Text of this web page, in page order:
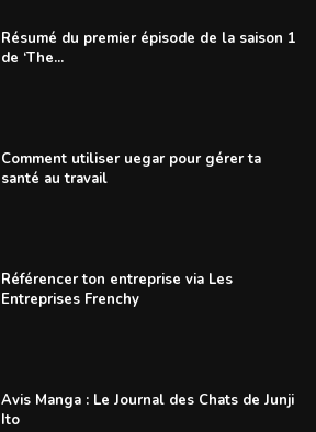
Résumé du premier épisode de la saison 1
de ‘The...
Comment utiliser uegar pour gérer ta
santé au travail
Référencer ton entreprise via Les
Entreprises Frenchy
Avis Manga : Le Journal des Chats de Junji
Ito